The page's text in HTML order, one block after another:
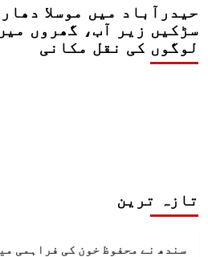
حیدرآباد میں موسلا
سڑکیں زیر آب، گھروں
لوگوں کی نقل مکانی
تازہ ترین
سندھ نے محفوظ خون کی فراہمی